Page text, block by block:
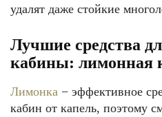
удалят даже стойкие
Лучшие средства
кабины: лимонная
Лимонка − эффективное
кабин от капель, поэтому